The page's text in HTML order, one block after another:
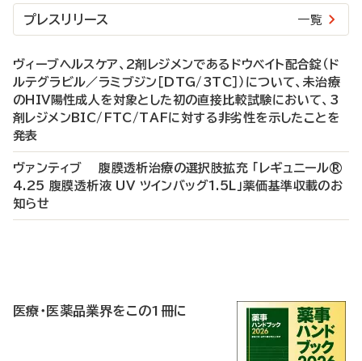
プレスリリース 一覧
ヴィーブヘルスケア、2剤レジメンであるドウベイト配合錠（ド
ルテグラビル／ラミブジン［DTG/3TC］）について、未治療
のHIV陽性成人を対象とした初の直接比較試験において、3
剤レジメンBIC/FTC/TAFに対する非劣性を示したことを
発表
ヴァンティブ 腹膜透析治療の選択肢拡充 「レギュニール®
4.25 腹膜透析液 UV ツインバッグ1.5L」薬価基準収載のお
知らせ
医療・医薬品業界をこの1冊に